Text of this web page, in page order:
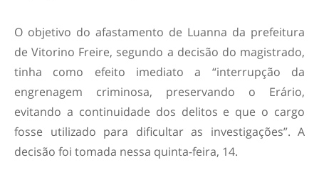
O objetivo do afastamento de Luanna da prefeitura
de Vitorino Freire, segundo a decisão do magistrado,
tinha como efeito imediato a “interrupção da
engrenagem criminosa, preservando o Erário,
evitando a continuidade dos delitos e que o cargo
fosse utilizado para dificultar as investigações”. A
decisão foi tomada nessa quinta-feira, 14.